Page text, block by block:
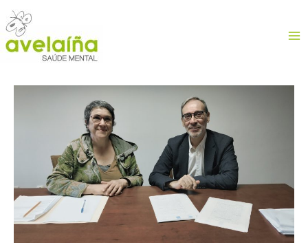
contenido
de